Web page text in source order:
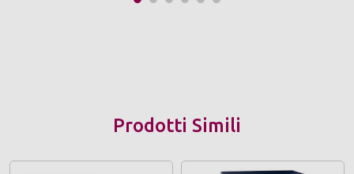
Prodotti Simili